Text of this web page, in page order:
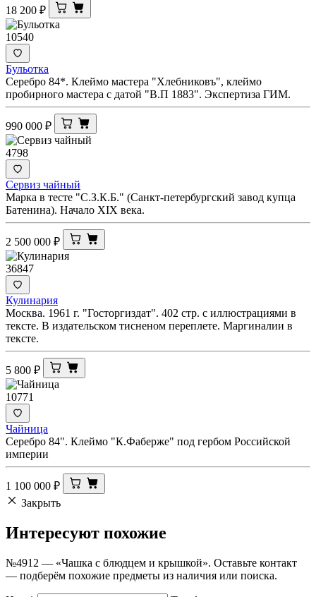
18 200 ₽
10540
Бульотка
Серебро 84*. Клеймо мастера "Хлебниковъ", клеймо
пробирного мастера с датой "В.П 1883". Экспертиза ГИМ.
990 000 ₽
4798
Сервиз чайный
Марка в тесте "С.З.К.Б." (Санкт-петербургский завод купца
Батенина). Начало XIX века.
2 500 000 ₽
36847
Кулинария
Москва. 1961 г. "Госторгиздат". 402 стр. с иллюстрациями в
тексте. В издательском тисненом переплете. Маргиналии в
тексте.
5 800 ₽
10771
Чайница
Серебро 84". Клеймо "К.Фаберже" под гербом Российской
империи
1 100 000 ₽
Закрыть
Интересуют похожие
№4912 — «Чашка с блюдцем и крышкой». Оставьте контакт
— подберём похожие предметы из наличия или поиска.